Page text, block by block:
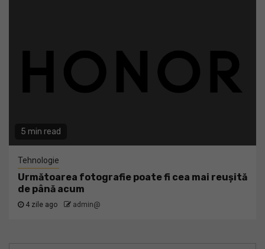
5 min read
Tehnologie
Următoarea fotografie poate fi cea mai reușită
de până acum
4 zile ago admin@